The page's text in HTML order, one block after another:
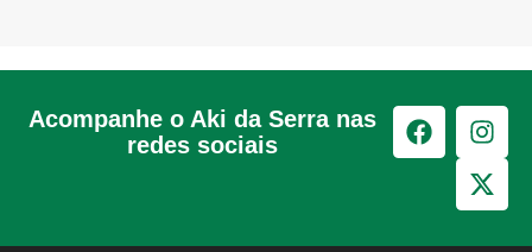
Acompanhe o Aki da Serra nas
redes sociais